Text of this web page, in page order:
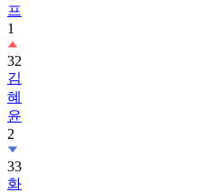
프
1
32
김
혜
윤
2
33
화